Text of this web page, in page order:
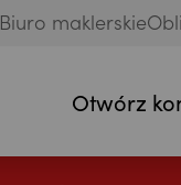
Biuro maklerskie
Otwórz